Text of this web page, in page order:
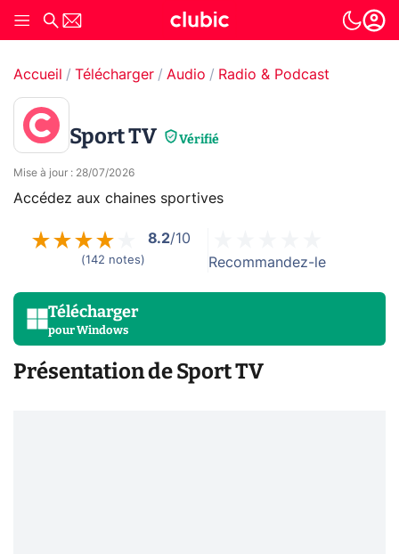
Accueil Télécharger Audio Radio & Podcast
Sport TV Vérifié
Mise à jour : 28/07/2026
Accédez aux chaines sportives
8.2/10
(142 notes) Recommandez-le
Télécharger
pourWindows
Présentation de Sport TV